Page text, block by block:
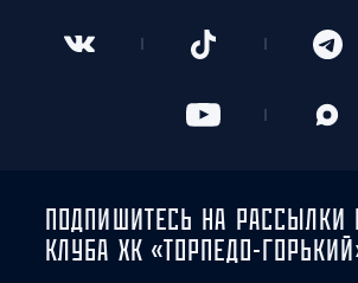
ПОДПИШИТЕСЬ НА РАССЫЛКИ
КЛУБА ХК «ТОРПЕДО-